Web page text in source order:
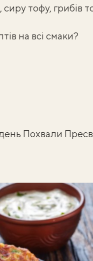
тофу, грибів
на всі смаки?
Похвали